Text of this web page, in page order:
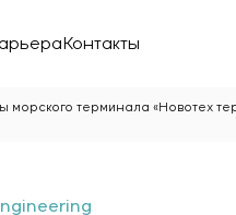
Контакты
терминала «Новотех